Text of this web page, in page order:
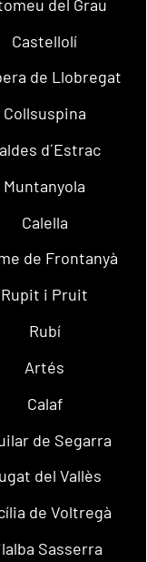
del Grau
Castellolí
de Llobregat
Collsuspina
d´Estrac
Muntanyola
Calella
de Frontanyà
Rupit i Pruit
Rubí
Artés
Calaf
de Segarra
del Vallès
de Voltregà
Sasserra